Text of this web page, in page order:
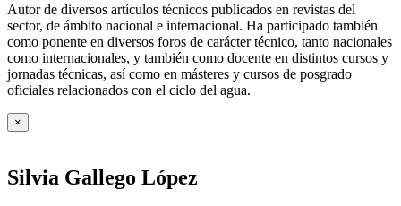
Autor de diversos artículos técnicos publicados en revistas del
sector, de ámbito nacional e internacional. Ha participado también
como ponente en diversos foros de carácter técnico, tanto nacionales
como internacionales, y también como docente en distintos cursos y
jornadas técnicas, así como en másteres y cursos de posgrado
oficiales relacionados con el ciclo del agua.
×
Silvia Gallego López